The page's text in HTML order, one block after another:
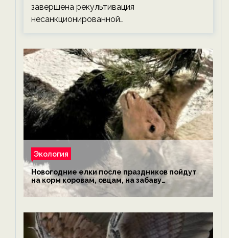
завершена рекультивация
несанкционированной…
Экология
Новогодние елки после праздников пойдут
на корм коровам, овцам, на забаву
обезьянам, львам и леопардам — новости
экологии на ECOportal